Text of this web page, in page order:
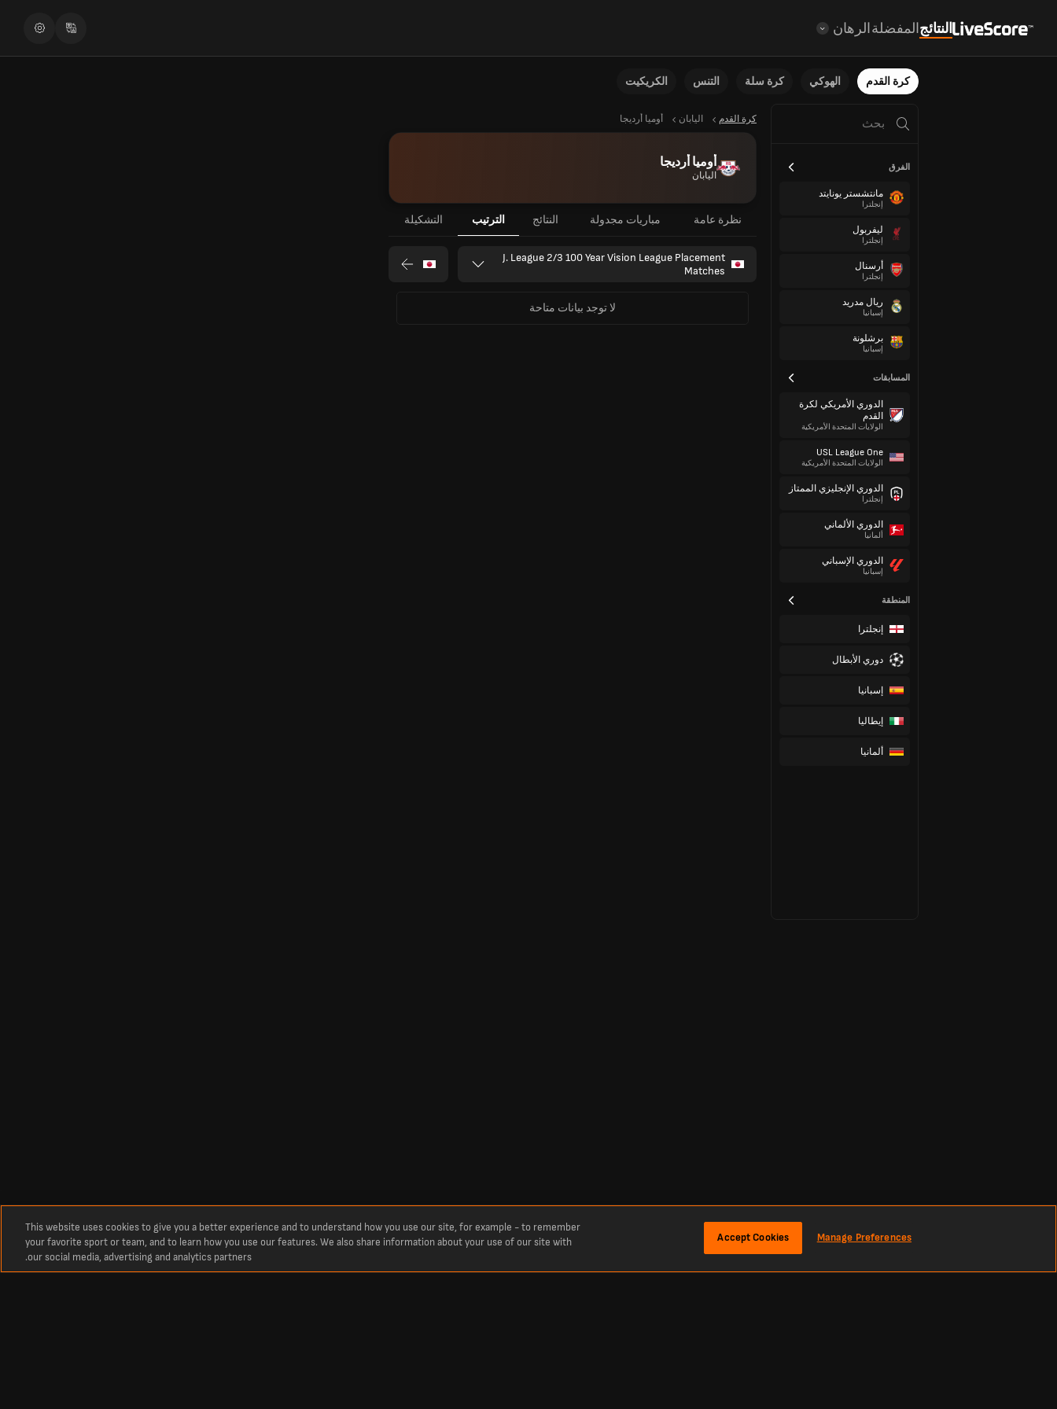
النتائجالمفضلةالرهان
كرة القدم الهوكي كرة سلة التنس الكريكيت
الفرق
مانتشستر يونايتد
إنجلترا
ليفربول
إنجلترا
أرسنال
إنجلترا
ريال مدريد
إسبانيا
برشلونة
إسبانيا
المسابقات
الدوري الأمريكي لكرة
القدم
الولايات المتحدة الأمريكية
USL League One
الولايات المتحدة الأمريكية
الدوري الإنجليزي الممتاز
إنجلترا
الدوري الألماني
ألمانيا
الدوري الإسباني
إسبانيا
المنطقة
إنجلترا
دوري الأبطال
إسبانيا
إيطاليا
ألمانيا
كرة القدم اليابان أوميا أرديجا
أوميا أرديجا
اليابان
نظرة عامة مباريات مجدولة النتائج الترتيب التشكيلة
J. League 2/3 100 Year Vision League Placement
Matches
لا توجد بيانات متاحة
This website uses cookies to give you a better experience and to understand how you use our site, for example - to remember
your favorite sport or team, and to learn how you use our features. We also share information about your use of our site with
our social media, advertising and analytics partners.
Manage Preferences
Accept Cookies